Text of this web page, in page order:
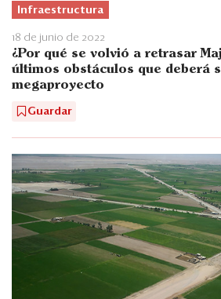
Infraestructura
18 de junio de 2022
¿Por qué se volvió a retrasar
últimos obstáculos que deberá
megaproyecto
Guardar